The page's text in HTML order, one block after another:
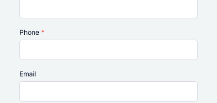
Phone *
Email